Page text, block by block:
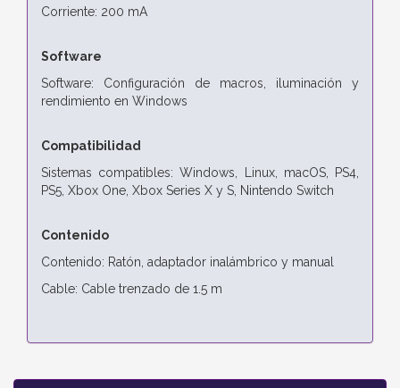
Corriente: 200 mA
Software
Software: Configuración de macros, iluminación y
rendimiento en Windows
Compatibilidad
Sistemas compatibles: Windows, Linux, macOS, PS4,
PS5, Xbox One, Xbox Series X y S, Nintendo Switch
Contenido
Contenido: Ratón, adaptador inalámbrico y manual
Cable: Cable trenzado de 1.5 m